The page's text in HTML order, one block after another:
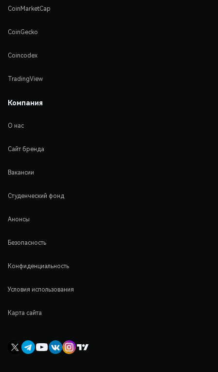
CoinMarketCap
CoinGecko
Coincodex
TradingView
Компания
О нас
Сайт бренда
Вакансии
Студенческий фонд
Анонсы
Безопасность
Конфиденциальность
Условия использования
Карта сайта